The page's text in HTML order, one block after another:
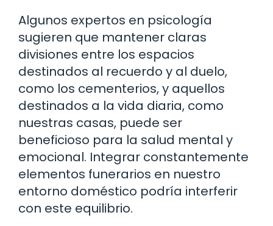
Algunos expertos en psicología
sugieren que mantener claras
divisiones entre los espacios
destinados al recuerdo y al duelo,
como los cementerios, y aquellos
destinados a la vida diaria, como
nuestras casas, puede ser
beneficioso para la salud mental y
emocional. Integrar constantemente
elementos funerarios en nuestro
entorno doméstico podría interferir
con este equilibrio.